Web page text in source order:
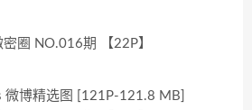
圈 NO.016期 【22P】
微博精选图 [121P-121.8 MB]